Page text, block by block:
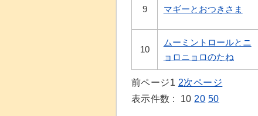
9 マギーとおつきさま
10
ムーミントロールとニ
ョロニョロのたね
前ページ1 2次ページ
表示件数 : 10 20 50